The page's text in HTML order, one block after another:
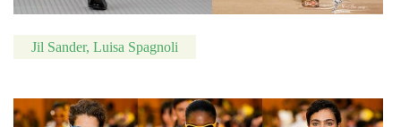
Jil Sander, Luisa Spagnoli